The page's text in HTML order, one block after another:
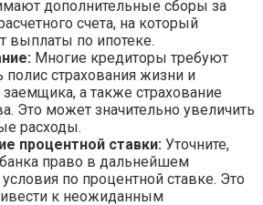
дополнительные сборы за
счета, на который
выплаты по ипотеке.
Многие кредиторы требуют
страхования жизни и
а также страхование
Это может значительно увеличить
расходы.
процентной ставки: Уточните,
право в дальнейшем
по процентной ставке. Это
к неожиданным